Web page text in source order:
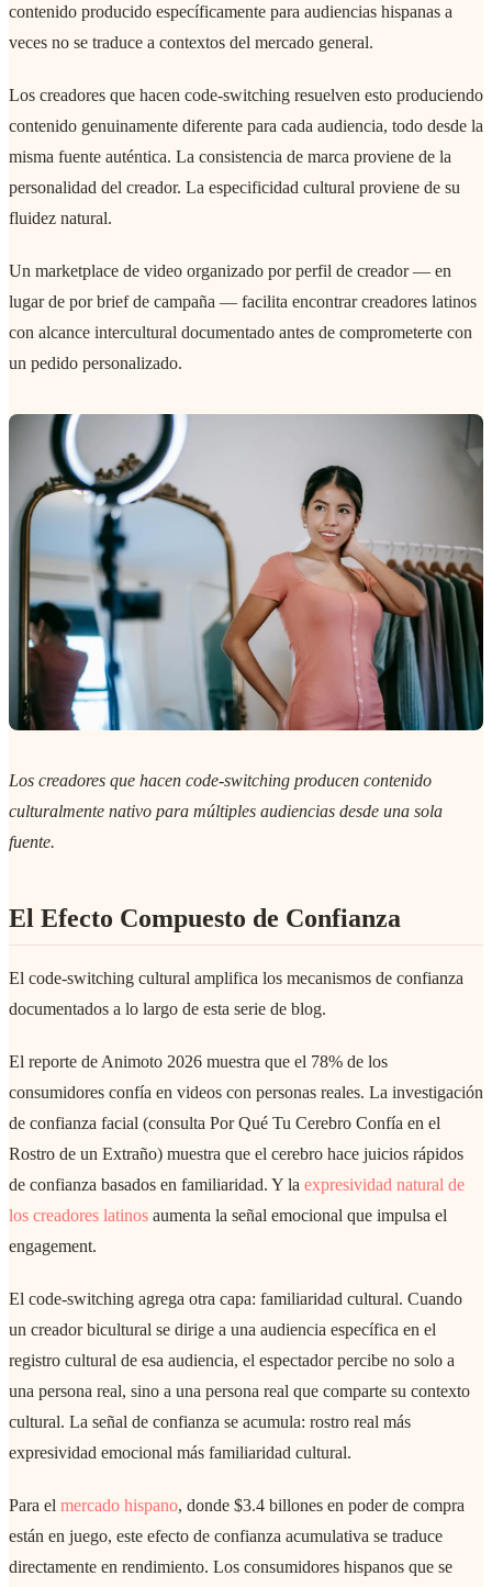
contenido producido específicamente para audiencias hispanas a
veces no se traduce a contextos del mercado general.
Los creadores que hacen code-switching resuelven esto produciendo
contenido genuinamente diferente para cada audiencia, todo desde la
misma fuente auténtica. La consistencia de marca proviene de la
personalidad del creador. La especificidad cultural proviene de su
fluidez natural.
Un marketplace de video organizado por perfil de creador — en
lugar de por brief de campaña — facilita encontrar creadores latinos
con alcance intercultural documentado antes de comprometerte con
un pedido personalizado.
Los creadores que hacen code-switching producen contenido
culturalmente nativo para múltiples audiencias desde una sola
fuente.
El Efecto Compuesto de Confianza
El code-switching cultural amplifica los mecanismos de confianza
documentados a lo largo de esta serie de blog.
El reporte de Animoto 2026 muestra que el 78% de los
consumidores confía en videos con personas reales. La investigación
de confianza facial (consulta Por Qué Tu Cerebro Confía en el
Rostro de un Extraño) muestra que el cerebro hace juicios rápidos
de confianza basados en familiaridad. Y la expresividad natural de
los creadores latinos aumenta la señal emocional que impulsa el
engagement.
El code-switching agrega otra capa: familiaridad cultural. Cuando
un creador bicultural se dirige a una audiencia específica en el
registro cultural de esa audiencia, el espectador percibe no solo a
una persona real, sino a una persona real que comparte su contexto
cultural. La señal de confianza se acumula: rostro real más
expresividad emocional más familiaridad cultural.
Para el mercado hispano, donde $3.4 billones en poder de compra
están en juego, este efecto de confianza acumulativa se traduce
directamente en rendimiento. Los consumidores hispanos que se